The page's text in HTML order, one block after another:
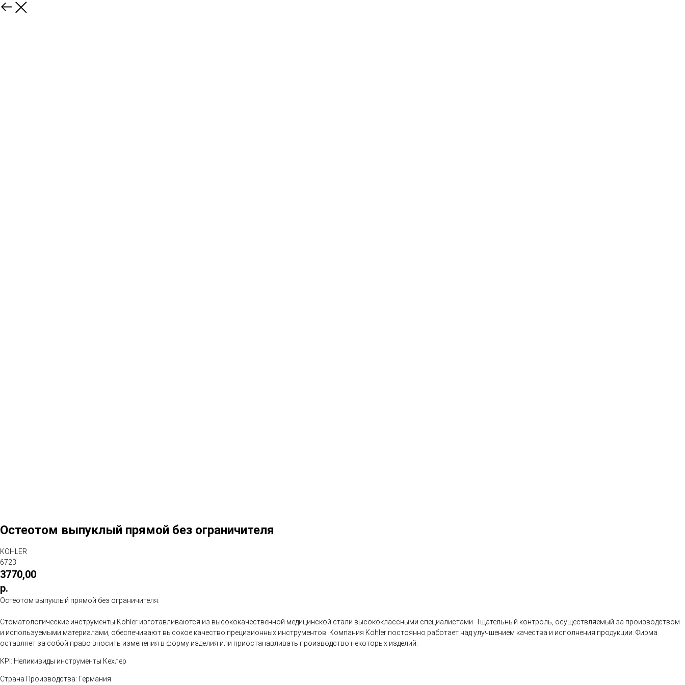
Остеотом выпуклый прямой без ограничителя
KOHLER
6723
3770,00
р.
Остеотом выпуклый прямой без ограничителя.
Стоматологические инструменты Kohler изготавливаются из высококачественной медицинской стали высококлассными специалистами. Тщательный контроль, осуществляемый за производством
и используемыми материалами, обеспечивают высокое качество прецизионных инструментов. Компания Kohler постоянно работает над улучшением качества и исполнения продукции. Фирма
оставляет за собой право вносить изменения в форму изделия или приостанавливать производство некоторых изделий.
KPI: Неликивиды инструменты Кехлер
Страна Производства: Германия